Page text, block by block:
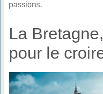
passions.
La
pour le